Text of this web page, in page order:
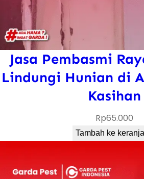
Jasa Pembasmi
Lindungi Hunian di
Kasihan
Rp65.000
Tambah ke